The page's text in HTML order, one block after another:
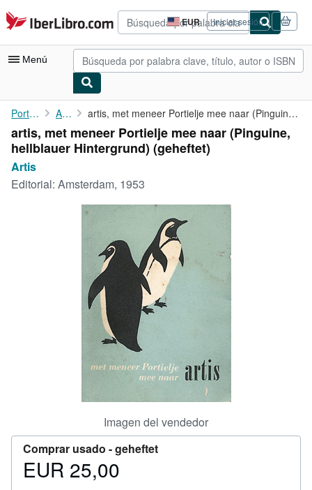
Pasar al contenido principal
IberLibro.com EUR
Preferencias
de
compra
del
Iniciar sesión
Menú
Mi cuenta
Consultar mis pedidos
Búsqueda avanzada
Colecciones
Comenzar a vender
CERRAR
Portada Artis artis, met meneer Portielje mee naar (Pinguine, hellblauer ...
artis, met meneer Portielje mee naar (Pinguine,
hellblauer Hintergrund) (geheftet)
Artis
Editorial: Amsterdam, 1953
Imagen del vendedor
Comprar usado -geheftet
Precio
EUR 25,00